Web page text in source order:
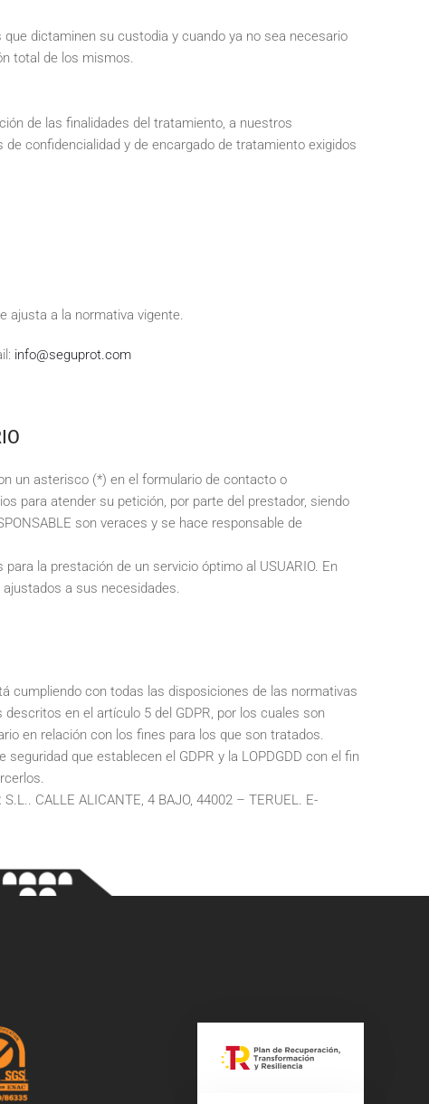
dictaminen su custodia y cuando ya no sea necesario
total de los mismos.
de las finalidades del tratamiento, a nuestros
confidencialidad y de encargado de tratamiento exigidos
ajusta a la normativa vigente.
info@seguprot.com
un asterisco (*) en el formulario de contacto o
para atender su petición, por parte del prestador, siendo
son veraces y se hace responsable de
la prestación de un servicio óptimo al USUARIO. En
a sus necesidades.
cumpliendo con todas las disposiciones de las normativas
en el artículo 5 del GDPR, por los cuales son
en relación con los fines para los que son tratados.
que establecen el GDPR y la LOPDGDD con el fin
S.L.. CALLE ALICANTE, 4 BAJO, 44002 – TERUEL. E-